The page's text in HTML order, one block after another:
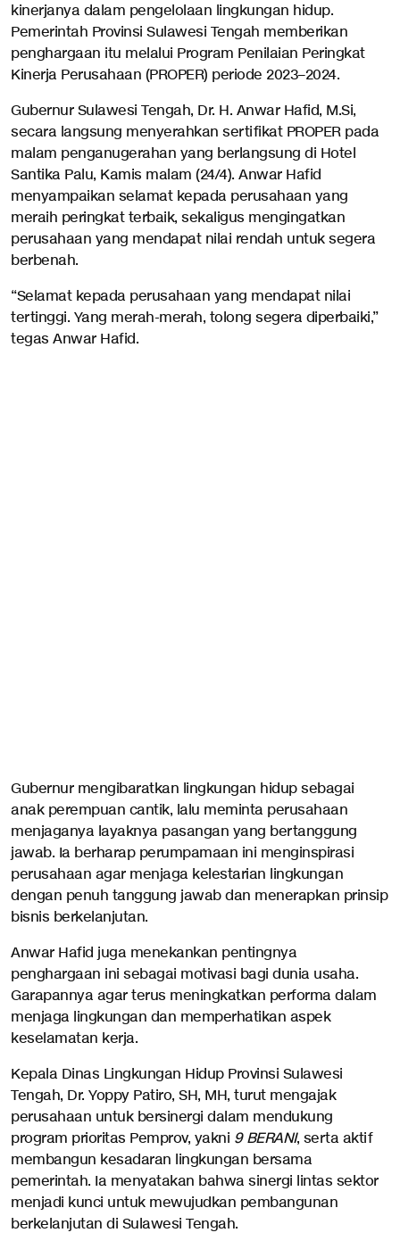
kinerjanya dalam pengelolaan lingkungan hidup.
Pemerintah Provinsi Sulawesi Tengah memberikan
penghargaan itu melalui Program Penilaian Peringkat
Kinerja Perusahaan (PROPER) periode 2023–2024.
Gubernur Sulawesi Tengah, Dr. H. Anwar Hafid, M.Si,
secara langsung menyerahkan sertifikat PROPER pada
malam penganugerahan yang berlangsung di Hotel
Santika Palu, Kamis malam (24/4). Anwar Hafid
menyampaikan selamat kepada perusahaan yang
meraih peringkat terbaik, sekaligus mengingatkan
perusahaan yang mendapat nilai rendah untuk segera
berbenah.
“Selamat kepada perusahaan yang mendapat nilai
tertinggi. Yang merah-merah, tolong segera diperbaiki,”
tegas Anwar Hafid.
Gubernur mengibaratkan lingkungan hidup sebagai
anak perempuan cantik, lalu meminta perusahaan
menjaganya layaknya pasangan yang bertanggung
jawab. Ia berharap perumpamaan ini menginspirasi
perusahaan agar menjaga kelestarian lingkungan
dengan penuh tanggung jawab dan menerapkan prinsip
bisnis berkelanjutan.
Anwar Hafid juga menekankan pentingnya
penghargaan ini sebagai motivasi bagi dunia usaha.
Garapannya agar terus meningkatkan performa dalam
menjaga lingkungan dan memperhatikan aspek
keselamatan kerja.
Kepala Dinas Lingkungan Hidup Provinsi Sulawesi
Tengah, Dr. Yoppy Patiro, SH, MH, turut mengajak
perusahaan untuk bersinergi dalam mendukung
program prioritas Pemprov, yakni 9 BERANI, serta aktif
membangun kesadaran lingkungan bersama
pemerintah. Ia menyatakan bahwa sinergi lintas sektor
menjadi kunci untuk mewujudkan pembangunan
berkelanjutan di Sulawesi Tengah.